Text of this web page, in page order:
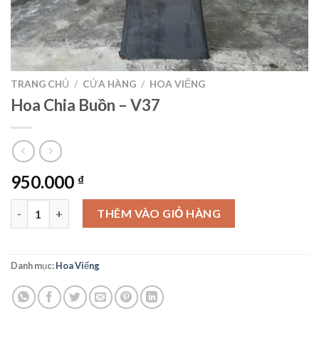
TRANG CHỦ / CỬA HÀNG / HOA VIẾNG
Hoa Chia Buồn – V37
950.000 ₫
Hoa Chia Buồn - V37 số lượngTHÊM VÀO GIỎ HÀNG
Danh mục:Hoa Viếng